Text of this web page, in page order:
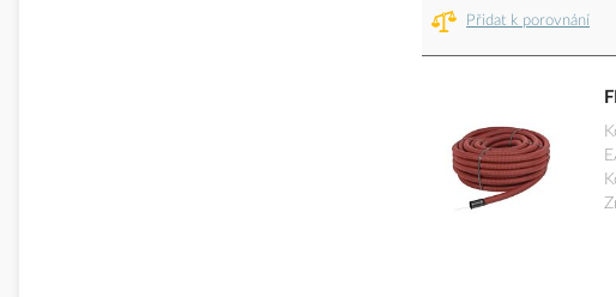
Přidat k porovnání